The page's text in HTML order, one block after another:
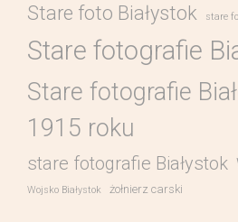
Stare foto Białystok stare
Stare fotografie
Stare fotografie
1915 roku
stare fotografie Białystok
Wojsko Białystok żołnierz carski